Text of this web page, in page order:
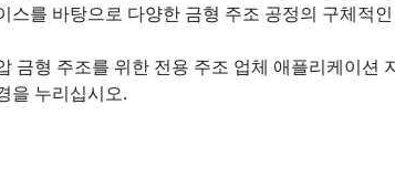
스를 바탕으로 다양한 금형 주조 공정의 구체적
금형 주조를 위한 전용 주조 업체 애플리케이션
을 누리십시오.